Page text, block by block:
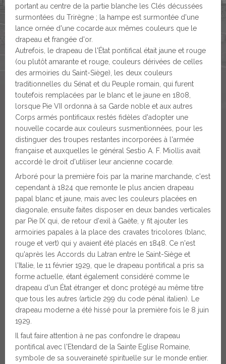
portant au centre de la partie blanche les Clés décussées
surmontées du Trirègne ; la hampe est surmontée d'une
lance ornée d'une cocarde aux mêmes couleurs que le
drapeau et frangée d'or.
Autrefois, le drapeau de l'État pontifical était jaune et rouge
(ou plutôt amarante et rouge, couleurs dérivées de celles
des armoiries du Saint-Siège), les deux couleurs
traditionnelles du Sénat et du Peuple romain, qui furent
toutefois remplacées par le blanc et le jaune en 1808,
lorsque Pie VII ordonna à sa Garde noble et aux autres
Corps armés pontificaux restés fidèles d'adopter une
nouvelle cocarde aux couleurs susmentionnées, pour les
distinguer des troupes restantes incorporées à l'armée
française et auxquelles le général Sestio A. F. Miollis avait
accordé le droit d'utiliser leur ancienne cocarde.
Arboré pour la première fois par la marine marchande, c'est
cependant à 1824 que remonte le plus ancien drapeau
papal blanc et jaune, mais avec les couleurs placées en
diagonale, ensuite faites disposer en deux bandes verticales
par Pie IX qui, de retour d'exil à Gaète, y fit ajouter les
armoiries papales à la place des cravates tricolores (blanc,
rouge et vert) qui y avaient été placés en 1848. Ce n'est
qu'après les Accords du Latran entre le Saint-Siège et
l'Italie, le 11 février 1929, que le drapeau pontifical a pris sa
forme actuelle, étant également considéré comme le
drapeau d'un État étranger et donc protégé au même titre
que tous les autres (article 299 du code pénal italien). Le
drapeau moderne a été hissé pour la première fois le 8 juin
1929.
Il faut faire attention à ne pas confondre le drapeau
pontifical avec l'Etendard de la Sainte Eglise Romaine,
symbole de sa souveraineté spirituelle sur le monde entier.